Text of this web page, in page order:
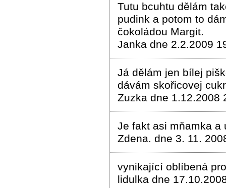
Tutu bcuhtu dělám
pudink a potom to
čokoládou Margit.
Janka dne 2.2.2009
Já dělám jen bílej
dávám skořicovej
Zuzka dne 1.12.2008
Je fakt asi mňamka
Zdena. dne 3. 11.
vynikající oblíbená
lidulka dne